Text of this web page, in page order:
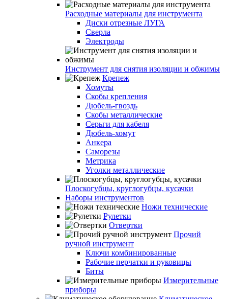
Расходные материалы для инструмента
Диски отрезные ЛУГА
Сверла
Электроды
Инструмент для снятия изоляции и обжимы
Крепеж
Хомуты
Скобы крепления
Дюбель-гвоздь
Скобы металлические
Серьги для кабеля
Дюбель-хомут
Анкера
Саморезы
Метрика
Уголки металлические
Плоскогубцы, круглогубцы, кусачки
Наборы инструментов
Ножи технические
Рулетки
Отвертки
Прочий
ручной инструмент
Ключи комбинированные
Рабочие перчатки и руковицы
Биты
Измерительные
приборы